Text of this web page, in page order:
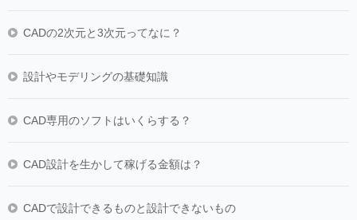
CADの2次元と3次元ってなに？
設計やモデリングの基礎知識
CAD専用のソフトはいくらする？
CAD設計を生かして稼げる金額は？
CADで設計できるものと設計できないもの